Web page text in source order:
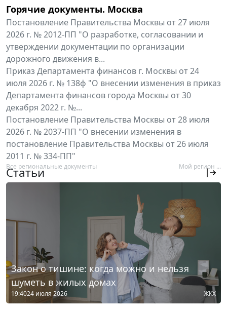
Горячие документы. Москва
Постановление Правительства Москвы от 27 июля
2026 г. № 2012-ПП "О разработке, согласовании и
утверждении документации по организации
дорожного движения в...
Приказ Департамента финансов г. Москвы от 24
июля 2026 г. № 138ф "О внесении изменения в приказ
Департамента финансов города Москвы от 30
декабря 2022 г. №...
Постановление Правительства Москвы от 28 июля
2026 г. № 2037-ПП "О внесении изменения в
постановление Правительства Москвы от 26 июля
2011 г. № 334-ПП"
Все региональные документы Мой регион ...
Статьи
Закон о тишине: когда можно и нельзя
шуметь в жилых домах
19:4024 июля 2026 ЖКХ